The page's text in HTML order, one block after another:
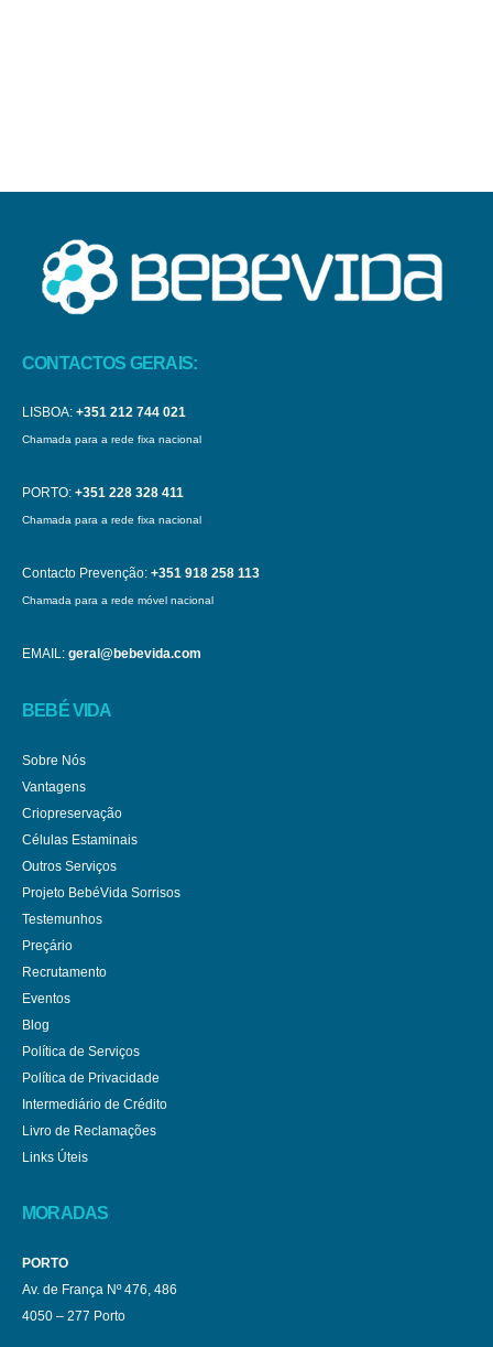
CONTACTOS GERAIS:
LISBOA: +351 212 744 021
Chamada para a rede fixa nacional
PORTO: +351 228 328 411
Chamada para a rede fixa nacional
Contacto Prevenção: +351 918 258 113
Chamada para a rede móvel nacional
EMAIL: geral@bebevida.com
BEBÉ VIDA
Sobre Nós
Vantagens
Criopreservação
Células Estaminais
Outros Serviços
Projeto BebéVida Sorrisos
Testemunhos
Preçário
Recrutamento
Eventos
Blog
Política de Serviços
Política de Privacidade
Intermediário de Crédito
Livro de Reclamações
Links Úteis
MORADAS
PORTO
Av. de França Nº 476, 486
4050 – 277 Porto